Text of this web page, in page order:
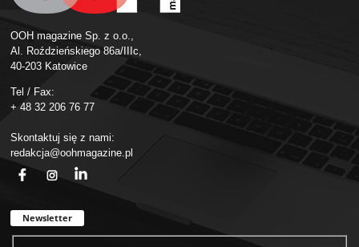
OOH magazine Sp. z o.o.,
Al. Roździeńskiego 86a/IIIc,
40-203 Katowice
Tel / Fax:
+ 48 32 206 76 77
Skontaktuj się z nami:
redakcja@oohmagazine.pl
Newsletter